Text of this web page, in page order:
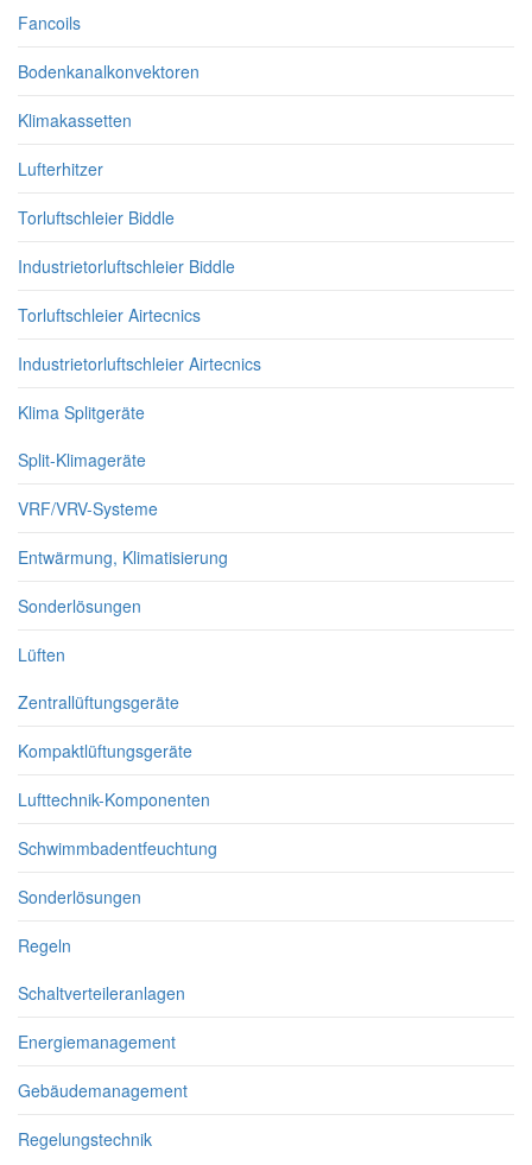
Fancoils
Bodenkanalkonvektoren
Klimakassetten
Lufterhitzer
Torluftschleier Biddle
Industrietorluftschleier Biddle
Torluftschleier Airtecnics
Industrietorluftschleier Airtecnics
Klima Splitgeräte
Split-Klimageräte
VRF/VRV-Systeme
Entwärmung, Klimatisierung
Sonderlösungen
Lüften
Zentrallüftungsgeräte
Kompaktlüftungsgeräte
Lufttechnik-Komponenten
Schwimmbadentfeuchtung
Sonderlösungen
Regeln
Schaltverteileranlagen
Energiemanagement
Gebäudemanagement
Regelungstechnik